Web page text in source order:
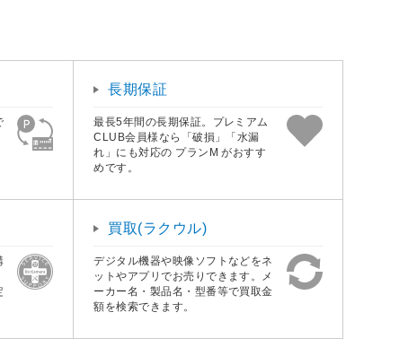
長期保証
最長5年間の長期保証。プレミアム
CLUB会員様なら「破損」「水漏
れ」にも対応の プランM がおすす
めです。
買取(ラクウル)
デジタル機器や映像ソフトなどをネ
ットやアプリでお売りできます。メ
ーカー名・製品名・型番等で買取金
額を検索できます。